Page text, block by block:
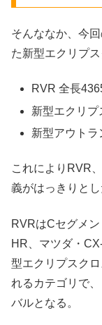
そんななか、今
た新型エクリプ
RVR 全長
新型エクリ
新型アウト
これによりRVR
義がはっきりとし
RVRはCセグメ
HR、マツダ・
型エクリプスク
れるカテゴリで
バルとなる。